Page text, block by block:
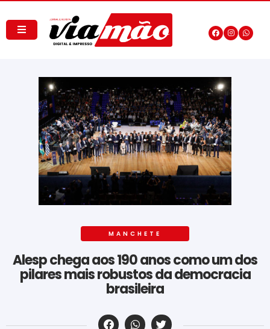
MANCHETE
Alesp chega aos 190 anos como um dos
pilares mais robustos da democracia
brasileira
‎ ‎ ‎ ‎ ‎ ‎ ‎ ‎ ‎ ‎ ‎ ‎ ‎ ‎ ‎ ‎ ‎ ‎ ‎ ‎ ‎ ‎ ‎ ‎ ‎ ‎ ‎ ‎ ‎ ‎ ‎